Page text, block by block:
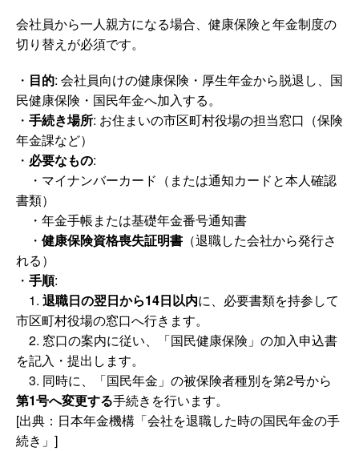
会社員から一人親方になる場合、健康保険と年金制度の
切り替えが必須です。
・ 目的: 会社員向けの健康保険・厚生年金から脱退し、国
民健康保険・国民年金へ加入する。
・ 手続き場所: お住まいの市区町村役場の担当窓口（保険
年金課など）
・ 必要なもの:
・マイナンバーカード（または通知カードと本人確認
書類）
・年金手帳または基礎年金番号通知書
・ 健康保険資格喪失証明書 （退職した会社から発行さ
れる）
・ 手順:
1. 退職日の翌日から14日以内に、必要書類を持参して
市区町村役場の窓口へ行きます。
2. 窓口の案内に従い、「国民健康保険」の加入申込書
を記入・提出します。
3. 同時に、「国民年金」の被保険者種別を第2号から
第1号へ変更する手続きを行います。
[出典：日本年金機構「会社を退職した時の国民年金の手
続き」]